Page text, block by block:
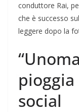
conduttore Rai,
che è successo
leggere dopo la
social